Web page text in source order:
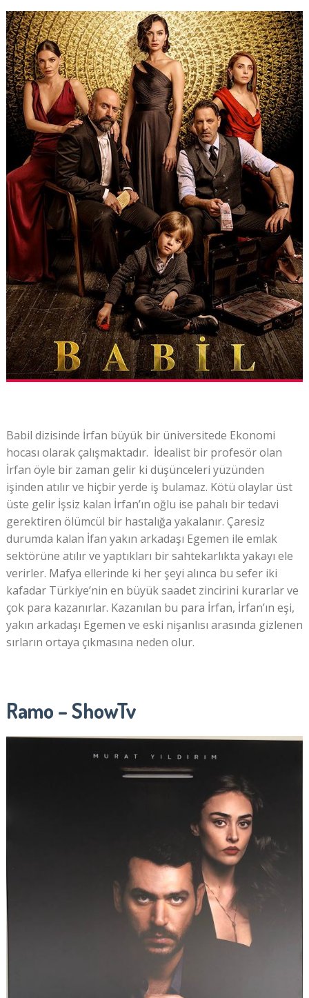
Babil dizisinde İrfan büyük bir üniversitede Ekonomi
hocası olarak çalışmaktadır. İdealist bir profesör olan
İrfan öyle bir zaman gelir ki düşünceleri yüzünden
işinden atılır ve hiçbir yerde iş bulamaz. Kötü olaylar üst
üste gelir İşsiz kalan İrfan’ın oğlu ise pahalı bir tedavi
gerektiren ölümcül bir hastalığa yakalanır. Çaresiz
durumda kalan İfan yakın arkadaşı Egemen ile emlak
sektörüne atılır ve yaptıkları bir sahtekarlıkta yakayı ele
verirler. Mafya ellerinde ki her şeyi alınca bu sefer iki
kafadar Türkiye’nin en büyük saadet zincirini kurarlar ve
çok para kazanırlar. Kazanılan bu para İrfan, İrfan’ın eşi,
yakın arkadaşı Egemen ve eski nişanlısı arasında gizlenen
sırların ortaya çıkmasına neden olur.
Ramo – ShowTv